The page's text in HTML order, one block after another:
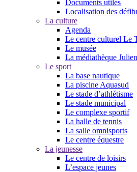
Documents utiles
Localisation des
La culture
Agenda
Le centre culturel Le
Le musée
La médiathèque
Le sport
La base nautique
La piscine Aquasud
Le stade d’athlétisme
Le stade municipal
Le complexe sportif
La halle de tennis
La salle omnisports
Le centre équestre
La jeunesse
Le centre de loisirs
L’espace jeunes